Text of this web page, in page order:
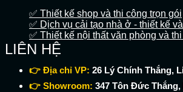
✅ Thiết kế shop và thi công trọn gói
✅ Dịch vụ cải tạo nhà ở - thiết kế
✅ Thiết kế nội thất văn phòng và
LIÊN HỆ
👉 Địa chỉ VP: 26 Lý Chính Thắng,
👉 Showroom: 347 Tôn Đức